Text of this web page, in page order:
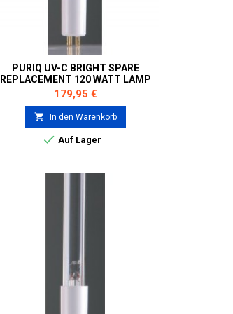
PURIQ UV-C BRIGHT SPARE
REPLACEMENT 120 WATT LAMP
RLS0003
Preis
179,95 €
 In den Warenkorb
 Auf Lager